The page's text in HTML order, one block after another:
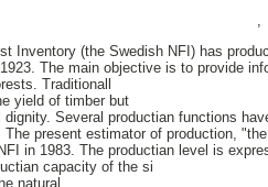
Inventory (the Swedish NFI) has
The main objective is to provide
Traditionall
yield of timber but
Several productian functions
present estimator of production,
in 1983. The productian level is
capacity of the si
natural